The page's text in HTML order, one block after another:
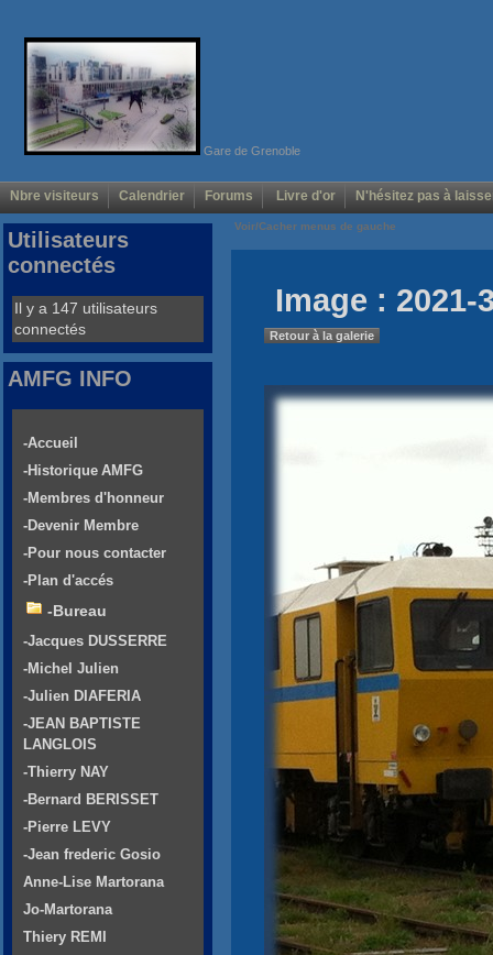
Gare de Grenoble
Nbre visiteurs Calendrier Forums Livre d'or N'hésitez pas à
Voir/Cacher menus de gauche
Image : 2021-
Retour à la galerie
Utilisateurs
connectés
Il y a 147 utilisateurs
connectés
AMFG INFO
-Accueil
-Historique AMFG
-Membres d'honneur
-Devenir Membre
-Pour nous contacter
-Plan d'accés
-Bureau
-Jacques DUSSERRE
-Michel Julien
-Julien DIAFERIA
-JEAN BAPTISTE
LANGLOIS
-Thierry NAY
-Bernard BERISSET
-Pierre LEVY
-Jean frederic Gosio
Anne-Lise Martorana
Jo-Martorana
Thiery REMI